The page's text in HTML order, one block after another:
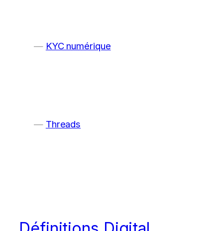
KYC numérique
Threads